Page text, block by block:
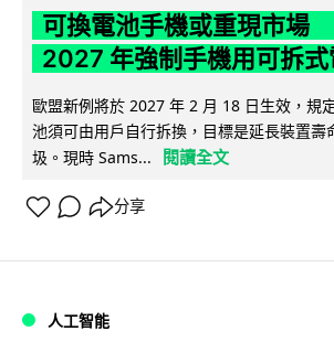
可換電池手機或重現市場
2027 年強制手機用可拆式
歐盟新例將於 2027 年 2 月 18 日生效，規
池須可由用戶自行拆換，目標是延長裝置壽
圾。現時 Sams...
閱讀全文
分享
人工智能